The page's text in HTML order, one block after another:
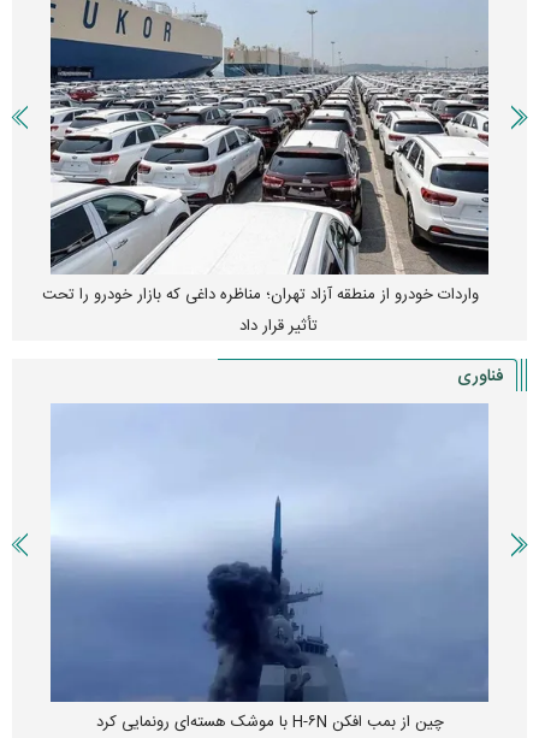
واردات خودرو از منطقه آزاد تهران؛ مناظره داغی که بازار خودرو را تحت
تأثیر قرار داد
فناوری
چین از بمب افکن H-۶N با موشک هسته‌ای رونمایی کرد